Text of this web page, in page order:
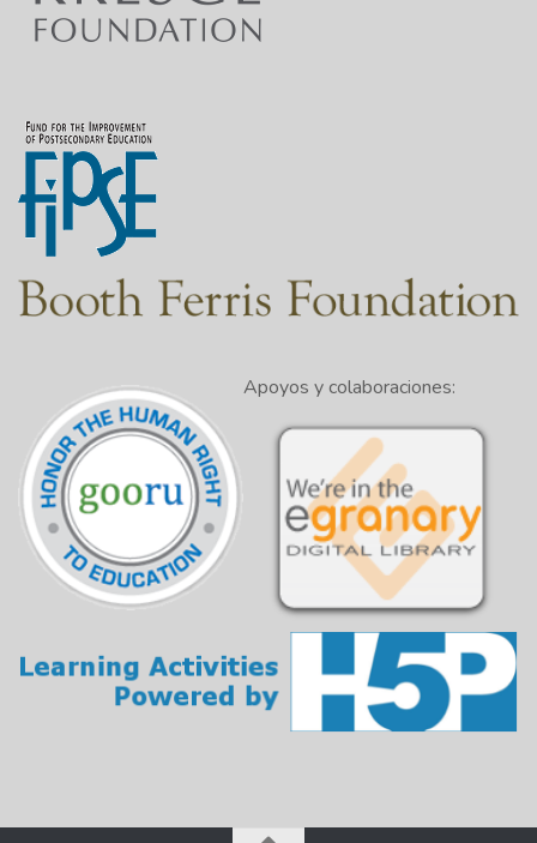
Apoyos y colaboraciones: